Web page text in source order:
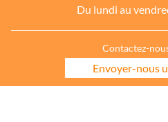
Du lundi au
Contactez-
Envoyer-nous